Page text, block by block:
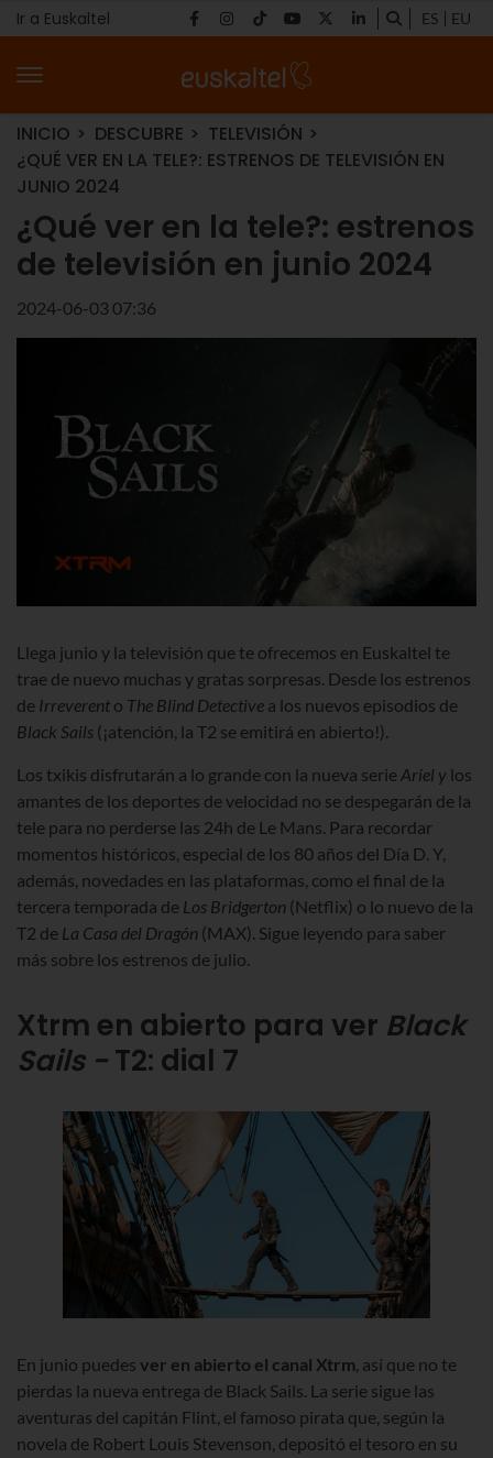
Ir a Euskaltel ES EU
INICIO DESCUBRE
TELEVISIÓN
¿QUÉ VER EN LA TELE?: ESTRENOS DE TELEVISIÓN EN
JUNIO 2024
¿Qué ver en la tele?: estrenos
de televisión en junio 2024
2024-06-03 07:36
Llega junio y la televisión que te ofrecemos en Euskaltel te
trae de nuevo muchas y gratas sorpresas. Desde los estrenos
de Irreverent o The Blind Detective a los nuevos episodios de
Black Sails (¡atención, la T2 se emitirá en abierto!).
Los txikis disfrutarán a lo grande con la nueva serieAriel y los
amantes de los deportes de velocidad no se despegarán de la
tele para no perderse las 24h de Le Mans. Para recordar
momentos históricos, especial de los 80 años del Día D. Y,
además, novedades en las plataformas, como el final de la
tercera temporada de Los Bridgerton (Netflix) o lo nuevo de la
T2 de La Casa del Dragón (MAX). Sigue leyendo para saber
más sobre los estrenos de julio.
Xtrm en abierto para ver Black
Sails -T2: dial 7
En junio puedes ver en abierto el canal Xtrm, así que no te
pierdas la nueva entrega de Black Sails. La serie sigue las
aventuras del capitán Flint, el famoso pirata que, según la
novela de Robert Louis Stevenson, depositó el tesoro en su